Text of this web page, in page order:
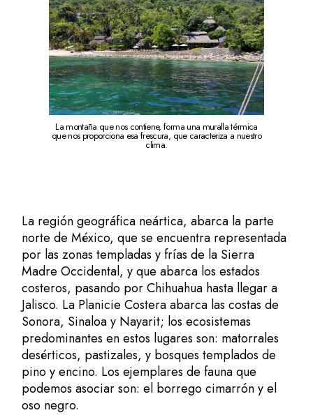
La montaña que nos contiene, forma una muralla térmica
que nos proporciona esa frescura, que caracteriza a nuestro
clima.
La región geográfica neártica, abarca la parte
norte de México, que se encuentra representada
por las zonas templadas y frías de la Sierra
Madre Occidental, y que abarca los estados
costeros, pasando por Chihuahua hasta llegar a
Jalisco. La Planicie Costera abarca las costas de
Sonora, Sinaloa y Nayarit; los ecosistemas
predominantes en estos lugares son: matorrales
desérticos, pastizales, y bosques templados de
pino y encino. Los ejemplares de fauna que
podemos asociar son: el borrego cimarrón y el
oso negro.